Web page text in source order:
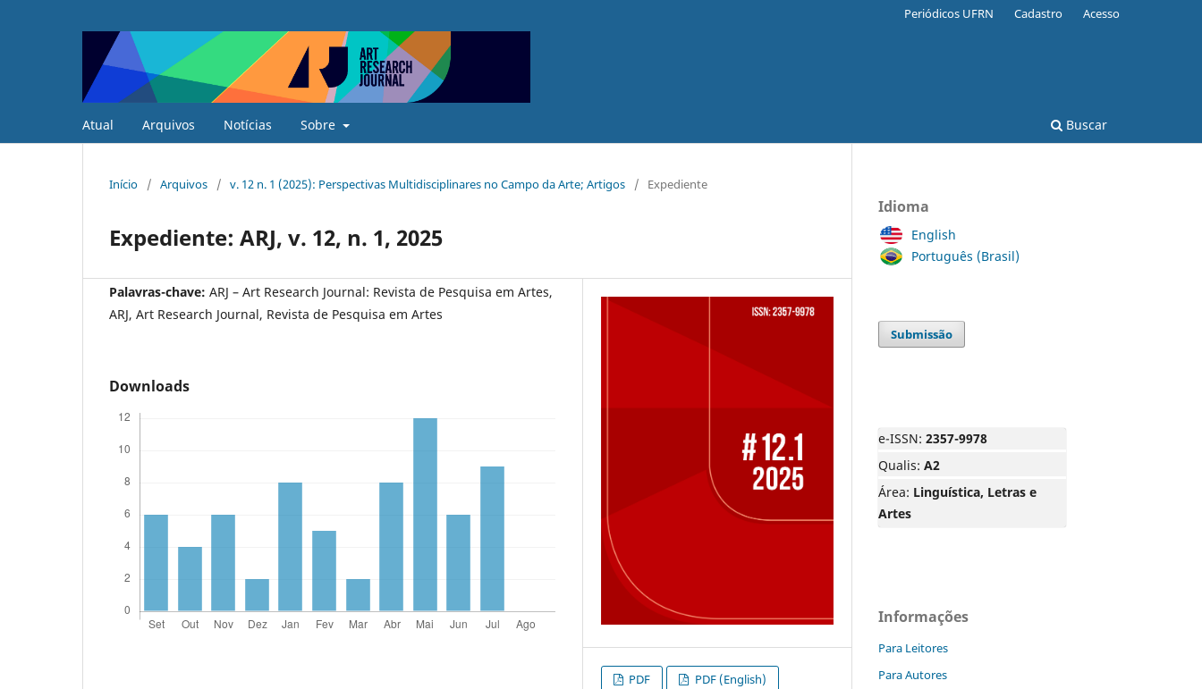
Atual Arquivos Notícias Sobre Buscar
Periódicos UFRN Cadastro Acesso
Início / Arquivos / v. 12 n. 1 (2025): Perspectivas Multidisciplinares no Campo da Arte; Artigos / Expediente
Expediente: ARJ, v. 12, n. 1, 2025
Palavras-chave: ARJ – Art Research Journal: Revista de Pesquisa em Artes,
ARJ, Art Research Journal, Revista de Pesquisa em Artes
Downloads
PDF PDF (English)
Idioma
English
Português (Brasil)
Submissão
e-ISSN: 2357-9978
Qualis: A2
Área: Linguística, Letras e
Artes
Informações
Para Leitores
Para Autores